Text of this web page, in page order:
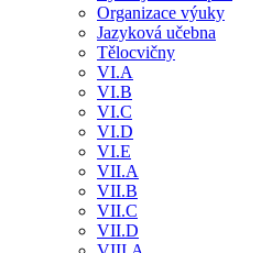
Organizace výuky
Jazyková učebna
Tělocvičny
VI.A
VI.B
VI.C
VI.D
VI.E
VII.A
VII.B
VII.C
VII.D